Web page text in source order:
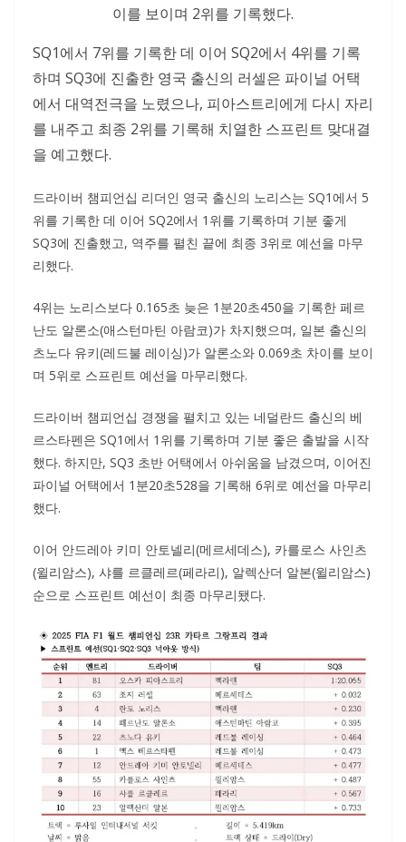
이를 보이며 2위를 기록했다.
SQ1에서 7위를 기록한 데 이어 SQ2에서 4위를 기록
하며 SQ3에 진출한 영국 출신의 러셀은 파이널 어택
에서 대역전극을 노렸으나, 피아스트리에게 다시 자리
를 내주고 최종 2위를 기록해 치열한 스프린트 맞대결
을 예고했다.
드라이버 챔피언십 리더인 영국 출신의 노리스는 SQ1에서 5
위를 기록한 데 이어 SQ2에서 1위를 기록하며 기분 좋게
SQ3에 진출했고, 역주를 펼친 끝에 최종 3위로 예선을 마무
리했다.
4위는 노리스보다 0.165초 늦은 1분20초450을 기록한 페르
난도 알론소(애스턴마틴 아람코)가 차지했으며, 일본 출신의
츠노다 유키(레드불 레이싱)가 알론소와 0.069초 차이를 보이
며 5위로 스프린트 예선을 마무리했다.
드라이버 챔피언십 경쟁을 펼치고 있는 네덜란드 출신의 베
르스타펜은 SQ1에서 1위를 기록하며 기분 좋은 출발을 시작
했다. 하지만, SQ3 초반 어택에서 아쉬움을 남겼으며, 이어진
파이널 어택에서 1분20초528을 기록해 6위로 예선을 마무리
했다.
이어 안드레아 키미 안토넬리(메르세데스), 카를로스 사인츠
(윌리암스), 샤를 르클레르(페라리), 알렉산더 알본(윌리암스)
순으로 스프린트 예선이 최종 마무리됐다.